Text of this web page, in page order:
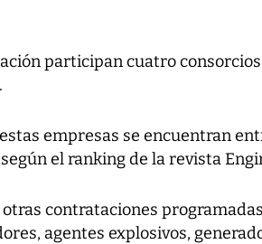
participan cuatro
empresas se encuentran
el ranking de la revista
contrataciones
agentes explosivos,